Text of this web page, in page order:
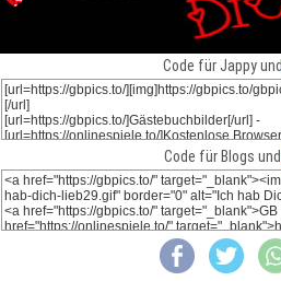
Code für Jappy und
Code für Blogs und